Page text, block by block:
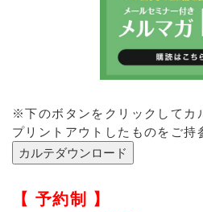
※下のボタンをクリックしてカ
プリントアウトしたものをご持
【 予約制 】